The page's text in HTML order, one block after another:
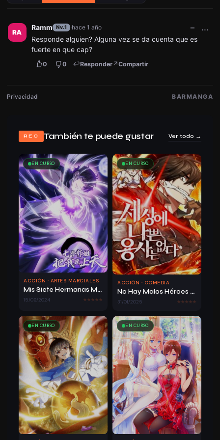
Capítulo 170 22/05/2025
Capítulo 168 22/05/2025 437
Capítulo 167 22/05/2025 422
22/05/2025 440
Capítulo 165 22/05/2025 479
Capítulo 164 22/05/2025 463
Ramm Nv.1 ·hace 1 año − …
Responde alguien? Alguna vez se da cuenta que es
fuerte en que cap?
0 0 Responder Compartir
Privacidad BARMANGA
REC También te puede gustar Ver todo →
EN CURSO
ACCIÓN · ARTES MARCIALES
Mis Siete Hermanas Mayores me consienten hasta el cielo
15/09/2024
EN CURSO
ACCIÓN · COMEDIA
No Hay Malos Héroes En Este Mundo
31/01/2025
EN CURSO EN CURSO